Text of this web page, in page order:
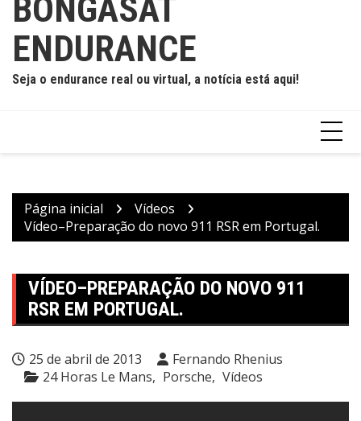
BONGASAT
ENDURANCE
Seja o endurance real ou virtual, a notícia está aqui!
Página inicial
Vídeos
Vídeo–Preparação do novo 911 RSR em Portugal.
VÍDEO–PREPARAÇÃO DO NOVO 911
RSR EM PORTUGAL.
25 de abril de 2013
Fernando Rhenius
24 Horas Le Mans
Porsche Vídeos